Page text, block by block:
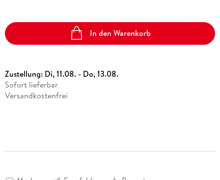
In den Warenkorb
Zustellung: Di, 11.08. - Do, 13.08.
Sofort lieferbar
Versandkostenfrei